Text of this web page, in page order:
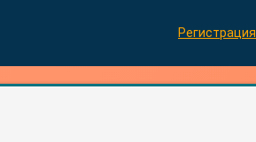
Регистрация